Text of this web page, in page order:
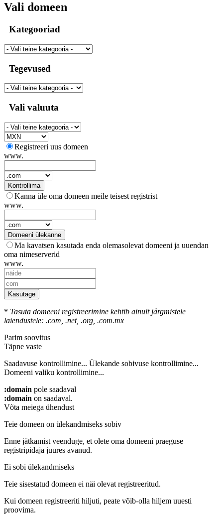
Vali domeen
Kategooriad
Tegevused
Vali valuuta
Registreeri uus domeen
www.
Kontrollima
Kanna üle oma domeen meile teisest registrist
www.
Domeeni ülekanne
Ma kavatsen kasutada enda olemasolevat domeeni ja uuendan
oma nimeserverid
www.
Kasutage
* Tasuta domeeni registreerimine kehtib ainult järgmistele
laiendustele: .com, .net, .org, .com.mx
Parim soovitus
Täpne vaste
Saadavuse kontrollimine... Ülekande sobivuse kontrollimine...
Domeeni valiku kontrollimine...
:domain pole saadaval
:domain on saadaval.
Võta meiega ühendust
Teie domeen on ülekandmiseks sobiv
Enne jätkamist veenduge, et olete oma domeeni praeguse
registripidaja juures avanud.
Ei sobi ülekandmiseks
Teie sisestatud domeen ei näi olevat registreeritud.
Kui domeen registreeriti hiljuti, peate võib-olla hiljem uuesti
proovima.